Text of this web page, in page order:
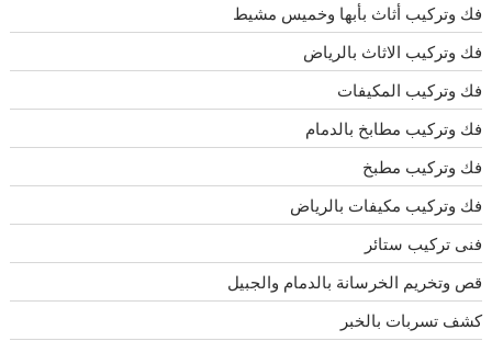
فك وتركيب أثاث بأبها وخميس مشيط
فك وتركيب الاثاث بالرياض
فك وتركيب المكيفات
فك وتركيب مطابخ بالدمام
فك وتركيب مطبخ
فك وتركيب مكيفات بالرياض
فنى تركيب ستائر
قص وتخريم الخرسانة بالدمام والجبيل
كشف تسربات بالخبر